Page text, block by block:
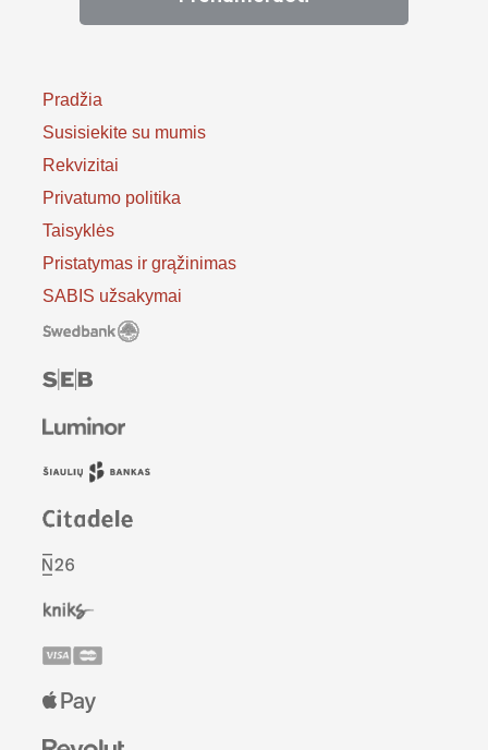
Pradžia
Susisiekite su mumis
Rekvizitai
Privatumo politika
Taisyklės
Pristatymas ir grąžinimas
SABIS užsakymai